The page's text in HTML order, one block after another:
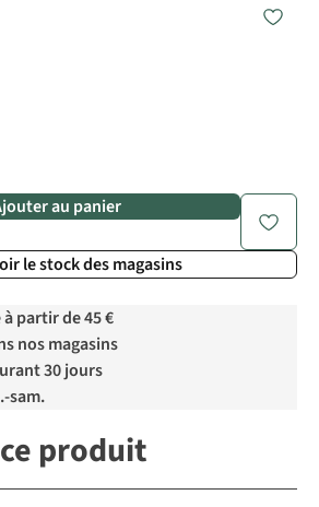
au panier
le stock des magasins
partir de 45 €
nos magasins
30 jours
sam.
produit